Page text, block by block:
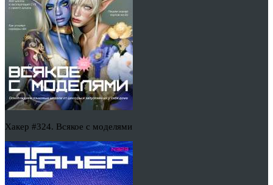
Хакер #324. Всякое с моделями